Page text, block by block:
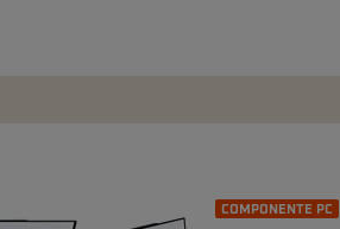
COMPONENTE PC